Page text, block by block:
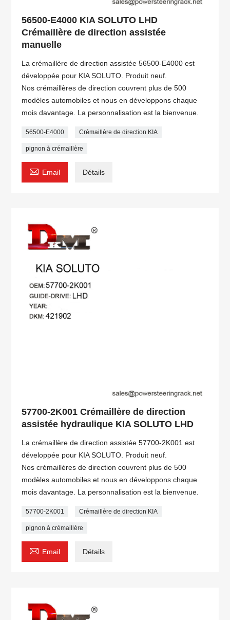
56500-E4000 KIA SOLUTO LHD
Crémaillère de direction assistée
manuelle
La crémaillère de direction assistée 56500-E4000 est
développée pour KIA SOLUTO. Produit neuf.
Nos crémaillères de direction couvrent plus de 500
modèles automobiles et nous en développons chaque
mois davantage. La personnalisation est la bienvenue.
56500-E4000 Crémaillère de direction KIA
pignon à crémaillère
 Email Détails
57700-2K001 Crémaillère de direction
assistée hydraulique KIA SOLUTO LHD
La crémaillère de direction assistée 57700-2K001 est
développée pour KIA SOLUTO. Produit neuf.
Nos crémaillères de direction couvrent plus de 500
modèles automobiles et nous en développons chaque
mois davantage. La personnalisation est la bienvenue.
57700-2K001 Crémaillère de direction KIA
pignon à crémaillère
 Email Détails